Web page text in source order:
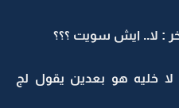
: لا.. ايش سويت ؟؟؟
خليه هو بعدين يقول لج